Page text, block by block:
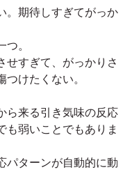
。期待しすぎてがっか
。
せすぎて、がっかりさ
けたくない。
ら来る引き気味の反応
も弱いことでもありま
パターンが自動的に動